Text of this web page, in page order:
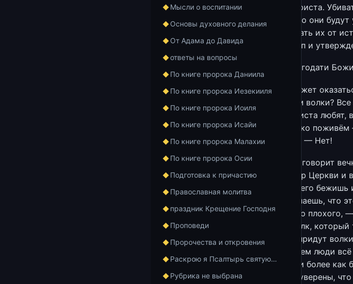
Мысли о воспитании
Основы духовного делания
От Адама до Давида
ответы на вопросы
По книге пророка Даниила
По книге пророка Иезекииля
По книге пророка Иоиля
По книге пророка Исайи
По книге пророка Малахии
По книге пророка Осии
Подготовка к причастию
Православная молитва
праздник Крещение Господня
Проповеди
Пророчества и откровения
Раскрою я Псалтырь святую…
Рубрика не выбрана
убивать людей, верующих во Христа.
отрезать им голову, — а тем, что они будут
отвлекать их от Христа, отвлекать их от
Истины, ибо Церковь есть столп и
И дальше, предавая их всех благодати
Вот это для нашего времени может
предупреждением: ну какие там волки?
Все же во Христа верят, все Христа
Всё будет хорошо! Ещё немножко
весь мир станет христианским! — Нет!
Апостол Павел, Духом Святым, говорит
«Будьте осторожны, ибо из недр Церкви и
Когда ты видишь волка, ты от него
хотя бы палку, потому что ты знаешь, что
овца, ты не ждёшь от неё ничего плохого,
переодетый в овечью шкуру волк, который
предупреждает нас о том, что придут
столетием, с каждым поколением люди
сопротивлению, они всё более и более как
невнимательны. Они всё более уверены,